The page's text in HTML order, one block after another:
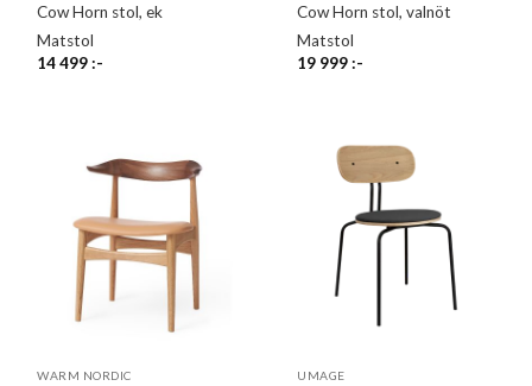
Cow Horn stol, ek
Matstol
14 499:-
Cow Horn stol, valnöt
Matstol
19 999:-
WARM NORDIC UMAGE